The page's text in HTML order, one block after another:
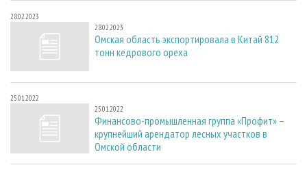
28.02.2023
28.02.2023
Омская область экспортировала в Китай 812
тонн кедрового ореха
25.01.2022
25.01.2022
Финансово-промышленная группа «Профит» –
крупнейший арендатор лесных участков в
Омской области